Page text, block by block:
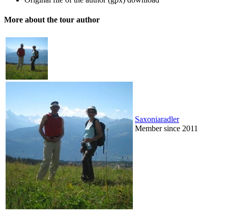
More about the tour author
Saxoniaradler
Member since 2011